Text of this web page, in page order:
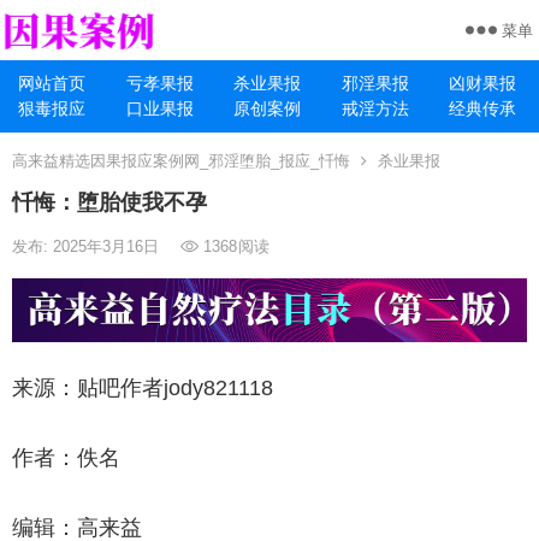
网站首页 亏孝果报 杀业果报 邪淫果报
凶财果报
狠毒报应
口业果报 原创案例 戒淫方法 经典传承
菜单
高来益精选因果报应案例网_邪淫堕胎_报应_忏悔 杀业果报
忏悔：堕胎使我不孕
发布: 2025年3月16日 1368阅读
来源：贴吧作者jody821118
作者：佚名
编辑：高来益